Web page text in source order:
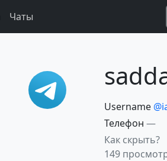
Чаты
Username
Телефон —
Как скрыть?
149